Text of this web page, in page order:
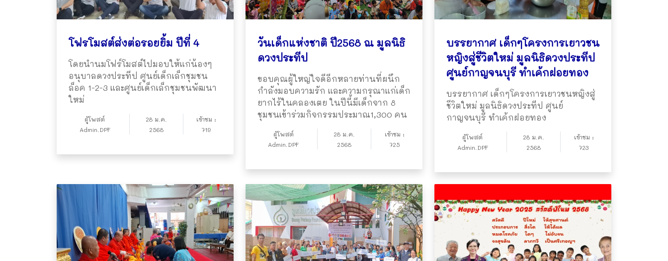
โฟรโมสต์ส่งต่อรอยยิ้ม ปีที่ 4
โดยนำนมโฟร์โมสต์ไปมอบให้แก่น้องๆ
อนุบาลดวงประทีป ศูนย์เด็กเล็กชุมชน
ล็อค 1-2-3 และศูนย์เด็กเล็กชุมชนพัฒนา
ใหม่
ผู้โพสต์
Admin.DPF
28 ม.ค.
2568
เข้าชม :
719
วันเด็กแห่งชาติ​ ปี2568​ ณ มูลนิธิ
ดวงประทีป
ขอบคุณผู้ใหญ่ใจดีอีกหลายท่านที่ผนึก
กำลังมอบความรัก และความกรุณาแก่เด็ก
ยากไร้ในคลองเตย​ ในปีนี้มีเด็ก​จาก 8
ชุมชนเข้าร่วมกิจกรรมประมาณ​​1,300 คน​
ผู้โพสต์
Admin.DPF
28 ม.ค.
2568
เข้าชม :
725
บรรยากาศ เด็กๆโครงการเยาวชน
หญิงสู่ชีวิตใหม่ มูลนิธิดวงประทีป
ศูนย์กาญจนบุรี ทำเค้กฝอยทอง
บรรยากาศ เด็กๆโครงการเยาวชนหญิงสู่
ชีวิตใหม่ มูลนิธิดวงประทีป ศูนย์
กาญจนบุรี ทำเค้กฝอยทอง
ผู้โพสต์
Admin.DPF
28 ม.ค.
2568
เข้าชม :
723